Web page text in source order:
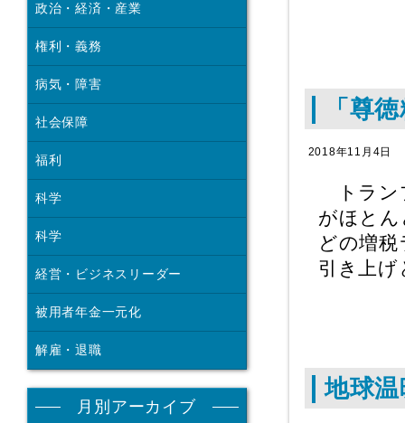
「尊
2018年11月4日
トラン
がほとん
どの増
引き上
地球
政治・経済・産業
権利・義務
病気・障害
社会保障
福利
科学
科学
経営・ビジネスリーダー
被用者年金一元化
解雇・退職
月別アーカイブ